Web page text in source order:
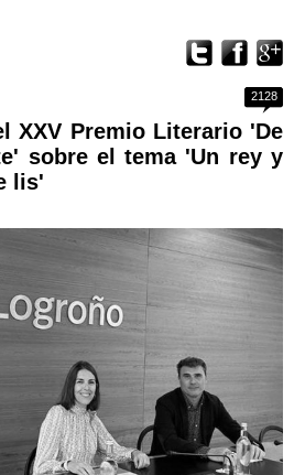
2128
XXV Premio Literario 'De
sobre el tema 'Un rey y
lis'